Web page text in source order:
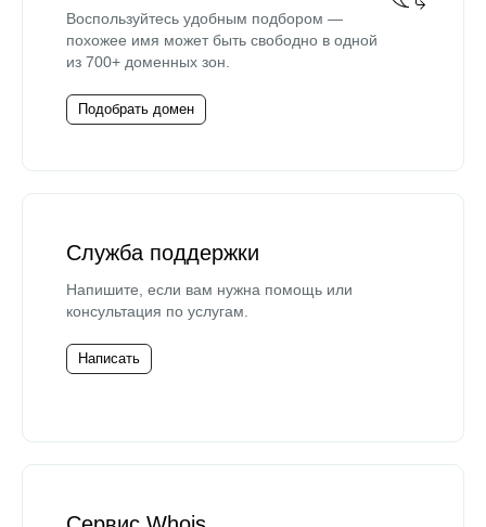
Воспользуйтесь удобным подбором —
похожее имя может быть свободно в одной
из 700+ доменных зон.
Подобрать домен
Служба поддержки
Напишите, если вам нужна помощь или
консультация по услугам.
Написать